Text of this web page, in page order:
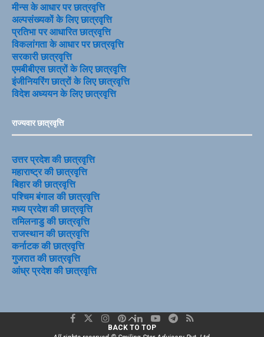
मीन्स के आधार पर छात्रवृत्ति
अल्पसंख्यकों के लिए छात्रवृत्ति
प्रतिभा पर आधारित छात्रवृत्ति
विकलांगता के आधार पर छात्रवृत्ति
सरकारी छात्रवृत्ति
एमबीबीएस छात्रों के लिए छात्रवृत्ति
इंजीनियरिंग छात्रों के लिए छात्रवृत्ति
विदेश अध्ययन के लिए छात्रवृत्ति
राज्यवार छात्रवृत्ति
उत्तर प्रदेश की छात्रवृत्ति
महाराष्ट्र की छात्रवृत्ति
बिहार की छात्रवृत्ति
पश्चिम बंगाल की छात्रवृत्ति
मध्य प्रदेश की छात्रवृत्ति
तमिलनाडु की छात्रवृत्ति
राजस्थान की छात्रवृत्ति
कर्नाटक की छात्रवृत्ति
गुजरात की छात्रवृत्ति
आंध्र प्रदेश की छात्रवृत्ति
BACK TO TOP